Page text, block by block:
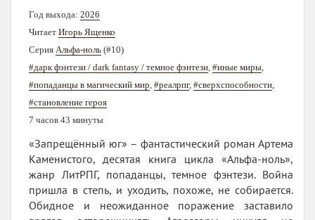
Год выхода: 2026
Читает Игорь Ященко
Серия Альфа-ноль (#10)
#дарк фэнтези / dark fantasy / темное фэнтези, #иные миры,
#попаданцы в магический мир, #реалрпг, #сверхспособности,
#становление героя
7 часов 43 минуты
«Запрещённый юг» – фантастический роман Артема
Каменистого, десятая книга цикла «Альфа-ноль»,
жанр ЛитРПГ, попаданцы, темное фэнтези. Война
пришла в степь, и уходить, похоже, не собирается.
Обидное и неожиданное поражение заставило